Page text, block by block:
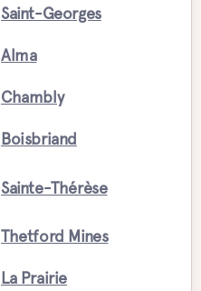
Saint-Georges
Alma
Chambly
Boisbriand
Sainte-Thérèse
Thetford Mines
La Prairie